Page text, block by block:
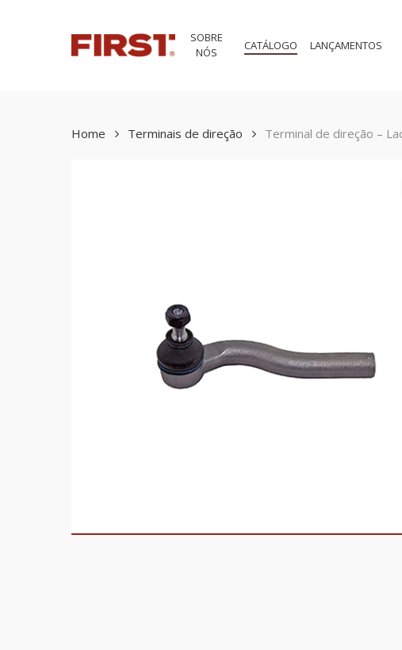
SOBRE
NÓS
CATÁLOGO LANÇAMENTOS
Home Terminais de direção Terminal de direção –